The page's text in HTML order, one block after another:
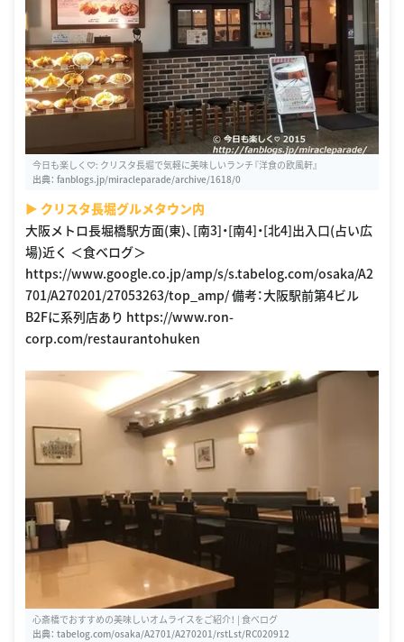
今日も楽しく♡: クリスタ長堀で気軽に美味しいランチ『洋食の欧風軒』
出典： fanblogs.jp/miracleparade/archive/1618/0
▶︎ クリスタ長堀グルメタウン内
大阪メトロ長堀橋駅方面(東)、[南3]・[南4]・[北4]出入口(占い広
場)近く ＜食べログ＞
https://www.google.co.jp/amp/s/s.tabelog.com/osaka/A2
701/A270201/27053263/top_amp/ 備考：大阪駅前第4ビル
B2Fに系列店あり https://www.ron-
corp.com/restaurantohuken
心斎橋でおすすめの美味しいオムライスをご紹介！ | 食べログ
出典： tabelog.com/osaka/A2701/A270201/rstLst/RC020912